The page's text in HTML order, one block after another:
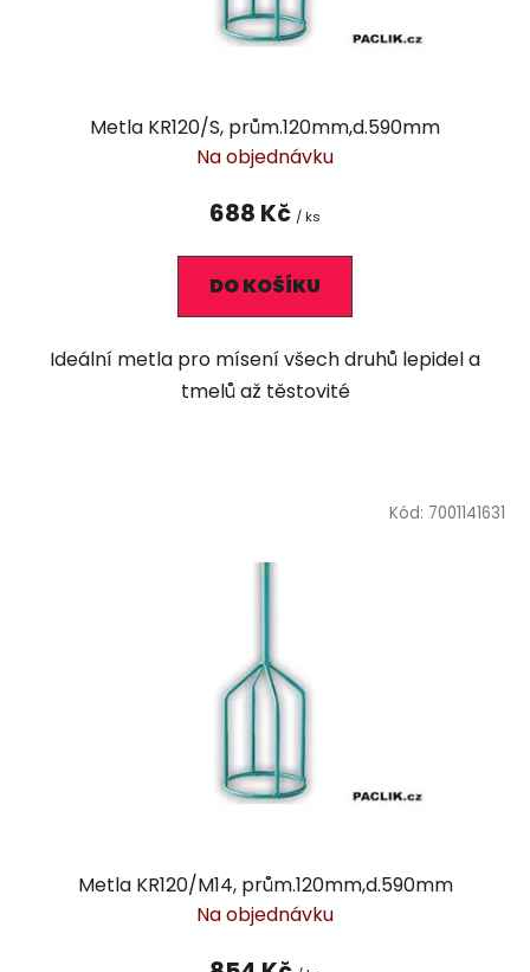
Metla KR120/S, prům.120mm,d.590mm
Na objednávku
688 Kč / ks
DO KOŠÍKU
Ideální metla pro mísení všech druhů lepidel a
tmelů až těstovité
Metla KR120/M14, prům.120mm,d.590mm
Na objednávku
Kód: 7001141631